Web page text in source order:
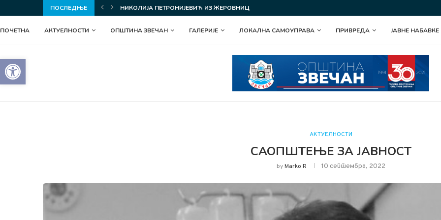
Open toolbar
ПОСЛЕДЊЕ
ЖЕРОВНИЦЕ ОСВОЈИЛА ЗЛАТНЕ МЕДАЉЕ НА...СВЕЧАНО ОБЕЛЕЖЕНА ГРАДСКА СЛАВА ОПШТИНЕ ЗВЕЧАН
ПОЧЕТНА АКТУЕЛНОСТИ ОПШТИНА ЗВЕЧАН ГАЛЕРИЈЕ ЛОКАЛНА САМОУПРАВА ПРИВРЕДА ЈАВНЕ НАБАВКЕ
АКТУЕЛНОСТИ
САОПШТЕЊЕ ЗА ЈАВНОСТ
byMarko R 10 септембра, 2022